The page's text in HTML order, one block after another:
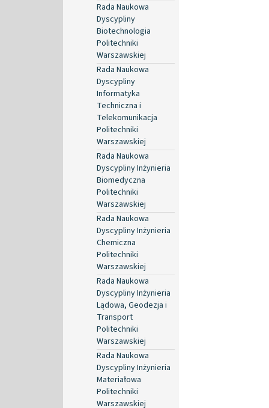
Rada Naukowa
Dyscypliny
Biotechnologia
Politechniki
Warszawskiej
Rada Naukowa
Dyscypliny
Informatyka
Techniczna i
Telekomunikacja
Politechniki
Warszawskiej
Rada Naukowa
Dyscypliny Inżynieria
Biomedyczna
Politechniki
Warszawskiej
Rada Naukowa
Dyscypliny Inżynieria
Chemiczna
Politechniki
Warszawskiej
Rada Naukowa
Dyscypliny Inżynieria
Lądowa, Geodezja i
Transport
Politechniki
Warszawskiej
Rada Naukowa
Dyscypliny Inżynieria
Materiałowa
Politechniki
Warszawskiej